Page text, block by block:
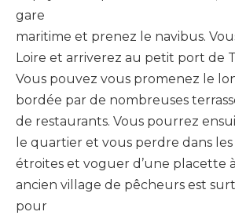
gare
maritime et prenez le navibus.
Loire et arriverez au petit port de
Vous pouvez vous promenez le
bordée par de nombreuses
de restaurants. Vous pourrez
le quartier et vous perdre dans
étroites et voguer d’une placette
ancien village de pêcheurs est
pour